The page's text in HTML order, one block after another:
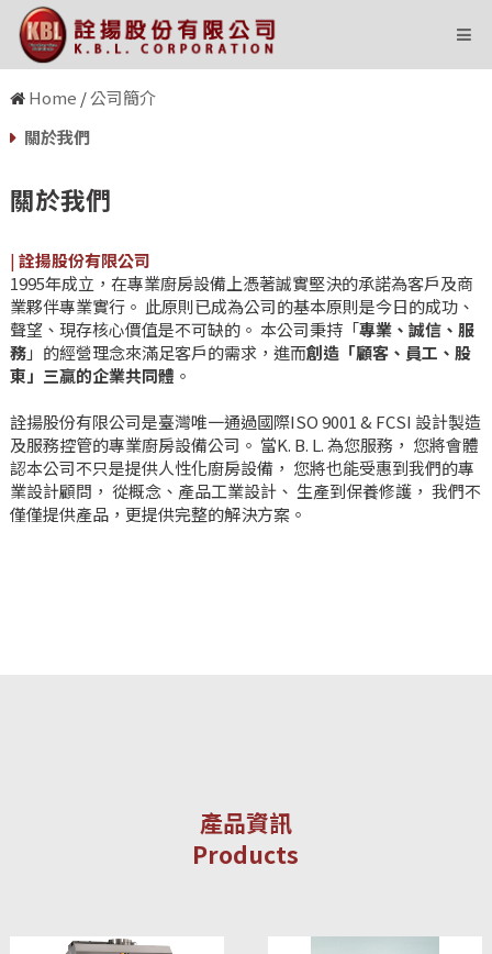
Home /公司簡介
關於我們
關於我們
|詮揚股份有限公司
1995年成立，在專業廚房設備上憑著誠實堅決的承諾為客戶及商
業夥伴專業實行。 此原則已成為公司的基本原則是今日的成功、
聲望、現存核心價值是不可缺的。 本公司秉持「專業、誠信、服
務」的經營理念來滿足客戶的需求，進而創造「顧客、員工、股
東」三贏的企業共同體 。
詮揚股份有限公司是臺灣唯一通過國際ISO 9001 & FCSI 設計製造
及服務控管的專業廚房設備公司。 當K. B. L. 為您服務， 您將會體
認本公司不只是提供人性化廚房設備， 您將也能受惠到我們的專
業設計顧問， 從概念、產品工業設計、 生產到保養修護， 我們不
僅僅提供產品，更提供完整的解決方案。
產品資訊
Products